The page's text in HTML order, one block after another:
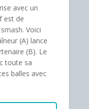
avec un
est de
Voici
(A) lance
(B). Le
toute sa
balles avec